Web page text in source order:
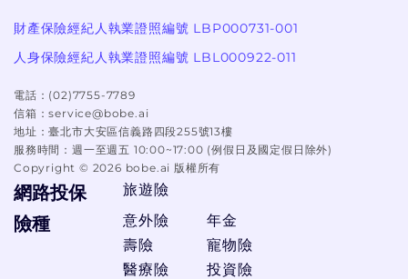
財產保險經紀人執業證照編號 LBP000731-001
人身保險經紀人執業證照編號 LBL000922-011
電話： (02)7755-7789
信箱：service@bobe.ai
地址：臺北市大安區信義路四段255號13樓
服務時間： 週一至週五 10:00~17:00 (例假日及國定假日除外)
Copyright © 2026 bobe.ai 版權所有
網路投保 旅遊險
險種
意外險
壽險
醫療險
年金
寵物險
投資險